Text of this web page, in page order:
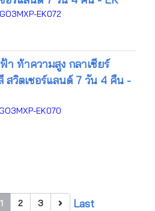
EK072
า ท้าความสูง กลาเซียร์
สวิตเซอร์แลนด์ 7 วัน 4 คืน -
EK070
1 2 3 Last